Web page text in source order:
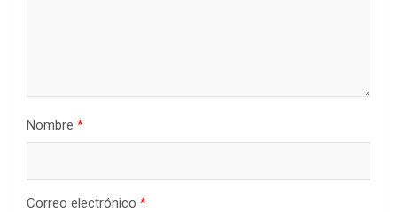
Nombre *
Correo electrónico *